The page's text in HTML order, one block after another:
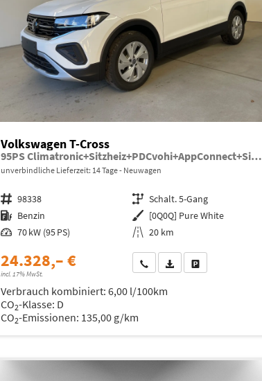
Volkswagen T-Cross
95PS Climatronic+Sitzheiz+PDCvohi+AppConnect+Side+TravelAssist+ACC
unverbindliche Lieferzeit: 14 Tage Neuwagen
Fahrzeugnr. 98338 Getriebe Schalt. 5-Gang
Kraftstoff Benzin Außenfarbe [0Q0Q] Pure White
Leistung 70 kW (95 PS) Kilometerstand 20 km
24.328,– €
incl. 17% MwSt.
Wir rufen Sie anFahrzeugexposé (PDF)
Fahrzeug parken
Verbrauch kombiniert: 6,00 l/100km
CO2-Klasse: D
CO2-Emissionen: 135,00 g/km